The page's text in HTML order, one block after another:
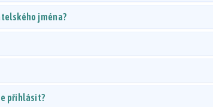
jména?
přihlásit?